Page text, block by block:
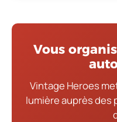
Vous
Vintage Heroes
lumière auprès des